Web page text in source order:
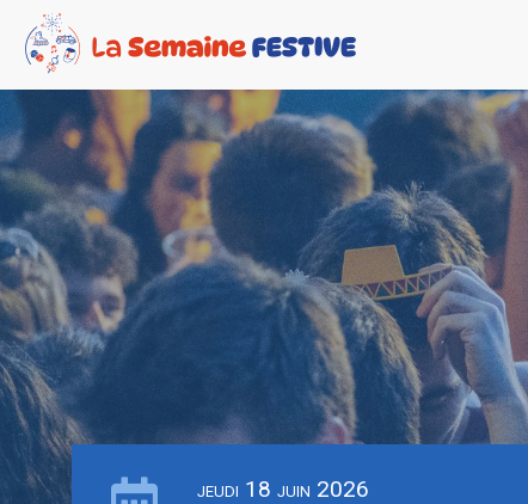
jeudi 18 juin 2026